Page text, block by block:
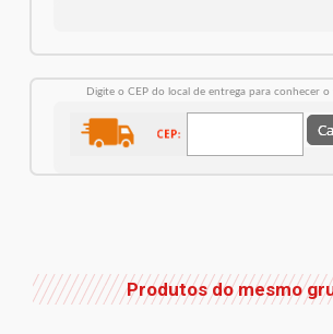
Digite o CEP do local de entrega para conhecer
Produtos do mesmo